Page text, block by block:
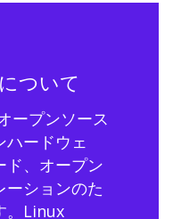
ついて
ープンソース
ハードウェ
ド、オープン
ーションのた
。Linux